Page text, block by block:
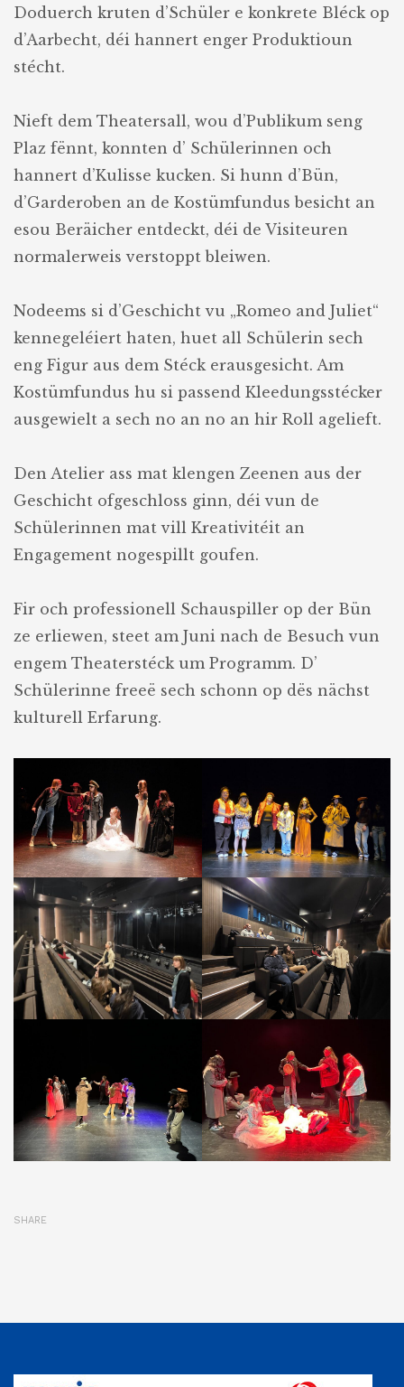
Doduerch kruten d’Schüler e konkrete Bléck op
d’Aarbecht, déi hannert enger Produktioun
stécht.
Nieft dem Theatersall, wou d’Publikum seng
Plaz fënnt, konnten d’ Schülerinnen och
hannert d’Kulisse kucken. Si hunn d’Bün,
d’Garderoben an de Kostümfundus besicht an
esou Beräicher entdeckt, déi de Visiteuren
normalerweis verstoppt bleiwen.
Nodeems si d’Geschicht vu „Romeo and Juliet“
kennegeléiert haten, huet all Schülerin sech
eng Figur aus dem Stéck erausgesicht. Am
Kostümfundus hu si passend Kleedungsstécker
ausgewielt a sech no an no an hir Roll agelieft.
Den Atelier ass mat klengen Zeenen aus der
Geschicht ofgeschloss ginn, déi vun de
Schülerinnen mat vill Kreativitéit an
Engagement nogespillt goufen.
Fir och professionell Schauspiller op der Bün
ze erliewen, steet am Juni nach de Besuch vun
engem Theaterstéck um Programm. D’
Schülerinne freeë sech schonn op dës nächst
kulturell Erfarung.
SHARE